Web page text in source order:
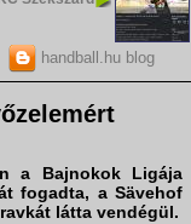
handball.hu blog
a Bajnokok Ligája
fogadta, a Sävehof
látta vendégül.